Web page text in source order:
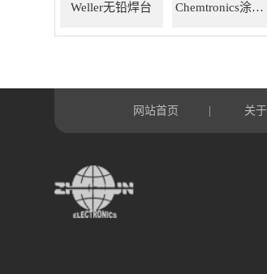
Weller无铅焊台 Chemtronics涂层笔
网站首页 关